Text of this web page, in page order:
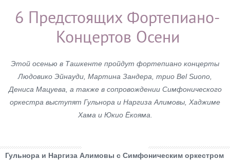
6 Предстоящих Фортепиано-
Концертов Осени
Этой осенью в Ташкенте пройдут фортепиано концерты
Людовико Эйнауди, Мартина Зандера, трио Bel Suono,
Дениса Мацуева, а также в сопровождении Симфонического
оркестра выступят Гульнора и Наргиза Алимовы, Хаджиме
Хама и Юкио Ёкояма.
Гульнора и Наргиза Алимовы с Симфоническим оркестром